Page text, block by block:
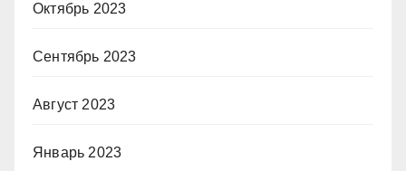
Октябрь 2023
Сентябрь 2023
Август 2023
Январь 2023